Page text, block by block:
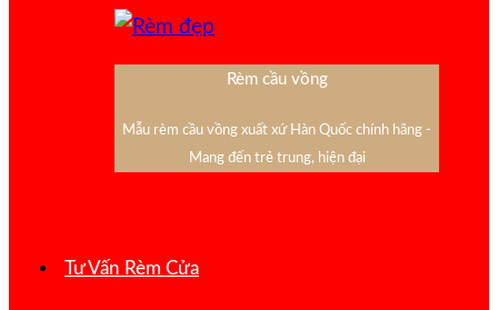
Rèm cầu vồng
Mẫu rèm cầu vồng xuất xứ Hàn Quốc chính hãng -
Mang đến trẻ trung, hiện đại
Tư Vấn Rèm Cửa